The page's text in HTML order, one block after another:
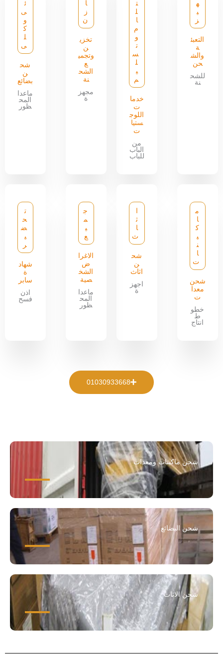
ه
ي
ز
التعبئ
ة
والش
حن
للشح
نة
ت
ل
ا
م
و
ت
س
ل
ي
م
خدما
ت
اللوج
ستيا
ت
من
الباب
للباب
ا
ز
ن
تخزي
ن
وتجمي
ع
الشح
نة
مجهز
ة
ئ
ى
و
ك
ل
ى
شح
ن
بضائع
ماعدا
المح
ظور
م
ا
ك
ي
ن
ا
ت
شحن
معدا
ت
خطو
ط
انتاج
ث
ا
ث
شح
ن
اثاث
اجهز
ة
ج
م
ي
ع
الاغرا
ض
الشخ
صية
ماعدا
المح
ظور
ت
ح
ض
ي
ر
شهاد
ة
سابر
اذن
فسح
01030933668
شحن ماكينات ومعدات
شحن البضائع
شحن الاثاث